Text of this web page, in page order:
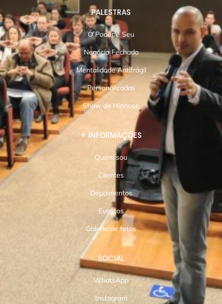
PALESTRAS
O Poder é Seu
Negócio Fechado
Mentalidade Antifrágil
Personalizadas
Show de Hipnose
+ INFORMAÇÕES
Quem sou
Clientes
Depoimentos
Eventos
Galeria de fotos
SOCIAL
WhatsApp
Instagram